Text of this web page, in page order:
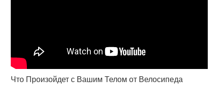
Что Произойдет с Вашим Телом от Велосипеда